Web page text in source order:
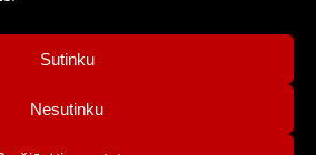
Sutinku
Nesutinku
rajono kultūros centras